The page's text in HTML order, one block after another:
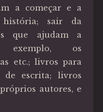
a começar e a
sair da
que ajudam a
exemplo, os
etc.; livros para
de escrita; livros
autores, e